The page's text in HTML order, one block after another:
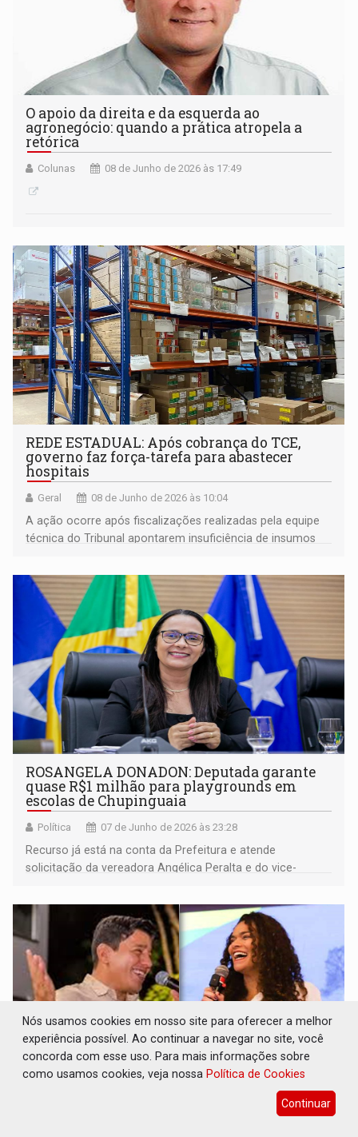
O apoio da direita e da esquerda ao
agronegócio: quando a prática atropela a
retórica
Colunas 08 de Junho de 2026 às 17:49
REDE ESTADUAL: Após cobrança do TCE,
governo faz força-tarefa para abastecer
hospitais
Geral 08 de Junho de 2026 às 10:04
A ação ocorre após fiscalizações realizadas pela equipe
técnica do Tribunal apontarem insuficiência de insumos
ROSANGELA DONADON: Deputada garante
quase R$1 milhão para playgrounds em
escolas de Chupinguaia
Política 07 de Junho de 2026 às 23:28
Recurso já está na conta da Prefeitura e atende
solicitação da vereadora Angélica Peralta e do vice-
coordenação da pré-campanha de Adailton
Nós usamos cookies em nosso site para oferecer a melhor
experiência possível. Ao continuar a navegar no site, você
concorda com esse uso. Para mais informações sobre
como usamos cookies, veja nossa Política de Cookies
Continuar